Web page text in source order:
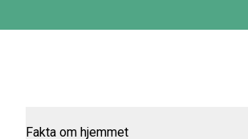
Fakta om hjemmet